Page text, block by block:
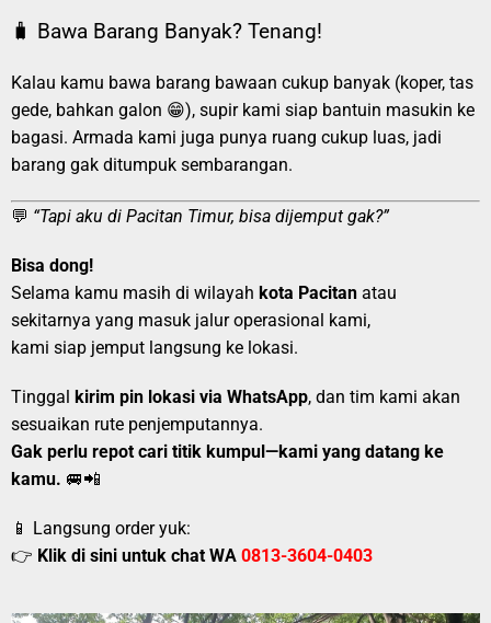
🧳 Bawa Barang Banyak? Tenang!
Kalau kamu bawa barang bawaan cukup banyak (koper, tas
gede, bahkan galon 😁), supir kami siap bantuin masukin ke
bagasi. Armada kami juga punya ruang cukup luas, jadi
barang gak ditumpuk sembarangan.
💬 “Tapi aku di Pacitan Timur, bisa dijemput gak?”
Bisa dong!
Selama kamu masih di wilayah kota Pacitan atau
sekitarnya yang masuk jalur operasional kami,
kami siap jemput langsung ke lokasi.
Tinggal kirim pin lokasi via WhatsApp, dan tim kami akan
sesuaikan rute penjemputannya.
Gak perlu repot cari titik kumpul—kami yang datang ke
kamu. 🚐📲
📱 Langsung order yuk:
👉 Klik di sini untuk chat WA 0813-3604-0403